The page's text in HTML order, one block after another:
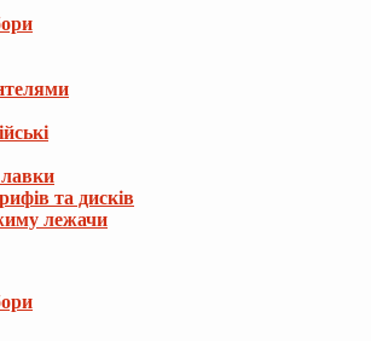
та дисків
лежачи